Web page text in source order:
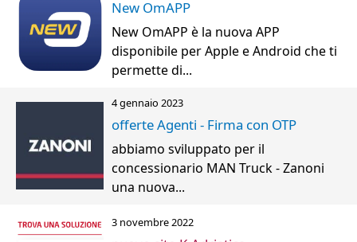
New OmAPP
New OmAPP è la nuova APP
disponibile per Apple e Android che ti
permette di...
4 gennaio 2023
offerte Agenti - Firma con OTP
abbiamo sviluppato per il
concessionario MAN Truck - Zanoni
una nuova...
3 novembre 2022